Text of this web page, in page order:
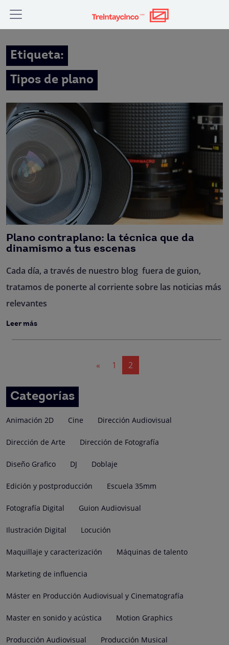
Etiqueta:
Tipos de plano
Plano contraplano: la técnica que da
dinamismo a tus escenas
Cada día, a través de nuestro blog fuera de guion,
tratamos de ponerte al corriente sobre las noticias más
relevantes
Leer más
entradas
« 1 2
Categorías
Animación 2D Cine Dirección Audiovisual
Dirección de Arte Dirección de Fotografía
Diseño Grafico DJ Doblaje
Edición y postproducción Escuela 35mm
Fotografía Digital Guion Audiovisual
Ilustración Digital Locución
Maquillaje y caracterización Máquinas de talento
Marketing de influencia
Máster en Producción Audiovisual y Cinematografía
Master en sonido y acústica Motion Graphics
Producción Audiovisual Producción Musical